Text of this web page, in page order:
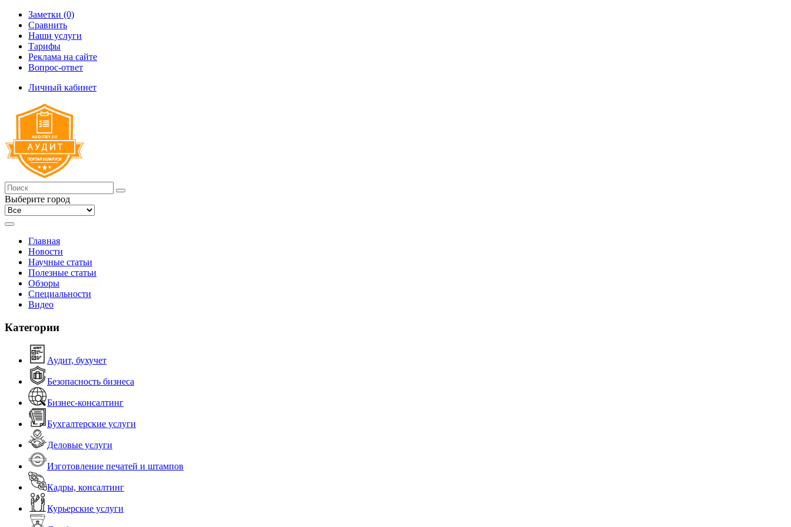
Заметки (0)
Сравнить
Наши услуги
Тарифы
Реклама на сайте
Вопрос-ответ
Личный кабинет
Выберите город
Главная
Новости
Научные статьи
Полезные статьи
Обзоры
Специальности
Видео
Категории
Аудит, бухучет
Безопасность бизнеса
Бизнес-консалтинг
Бухгалтерские услуги
Деловые услуги
Изготовление печатей и штампов
Кадры, консалтинг
Курьерские услуги